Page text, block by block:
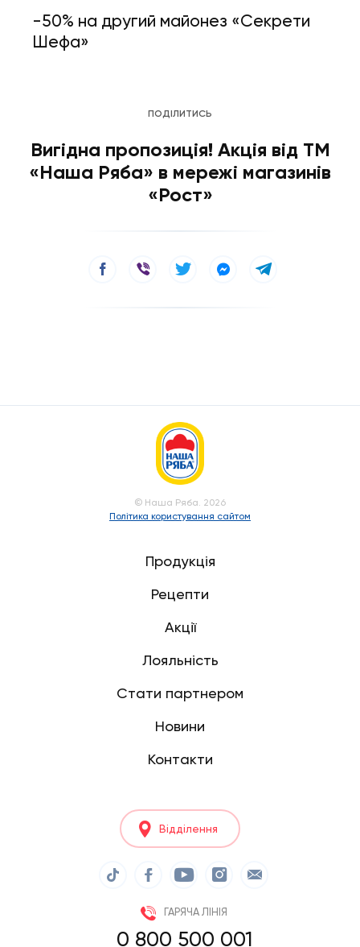
-50% на другий майонез «Секрети
Шефа»
ПОДІЛИТИСЬ
Вигідна пропозиція! Акція від ТМ
«Наша Ряба» в мережі магазинів
«Рост»
© Наша Ряба. 2026
Політика користування сайтом
Продукція
Рецепти
Акції
Лояльність
Стати партнером
Новини
Контакти
Відділення
ГАРЯЧА ЛІНІЯ
0 800 500 001